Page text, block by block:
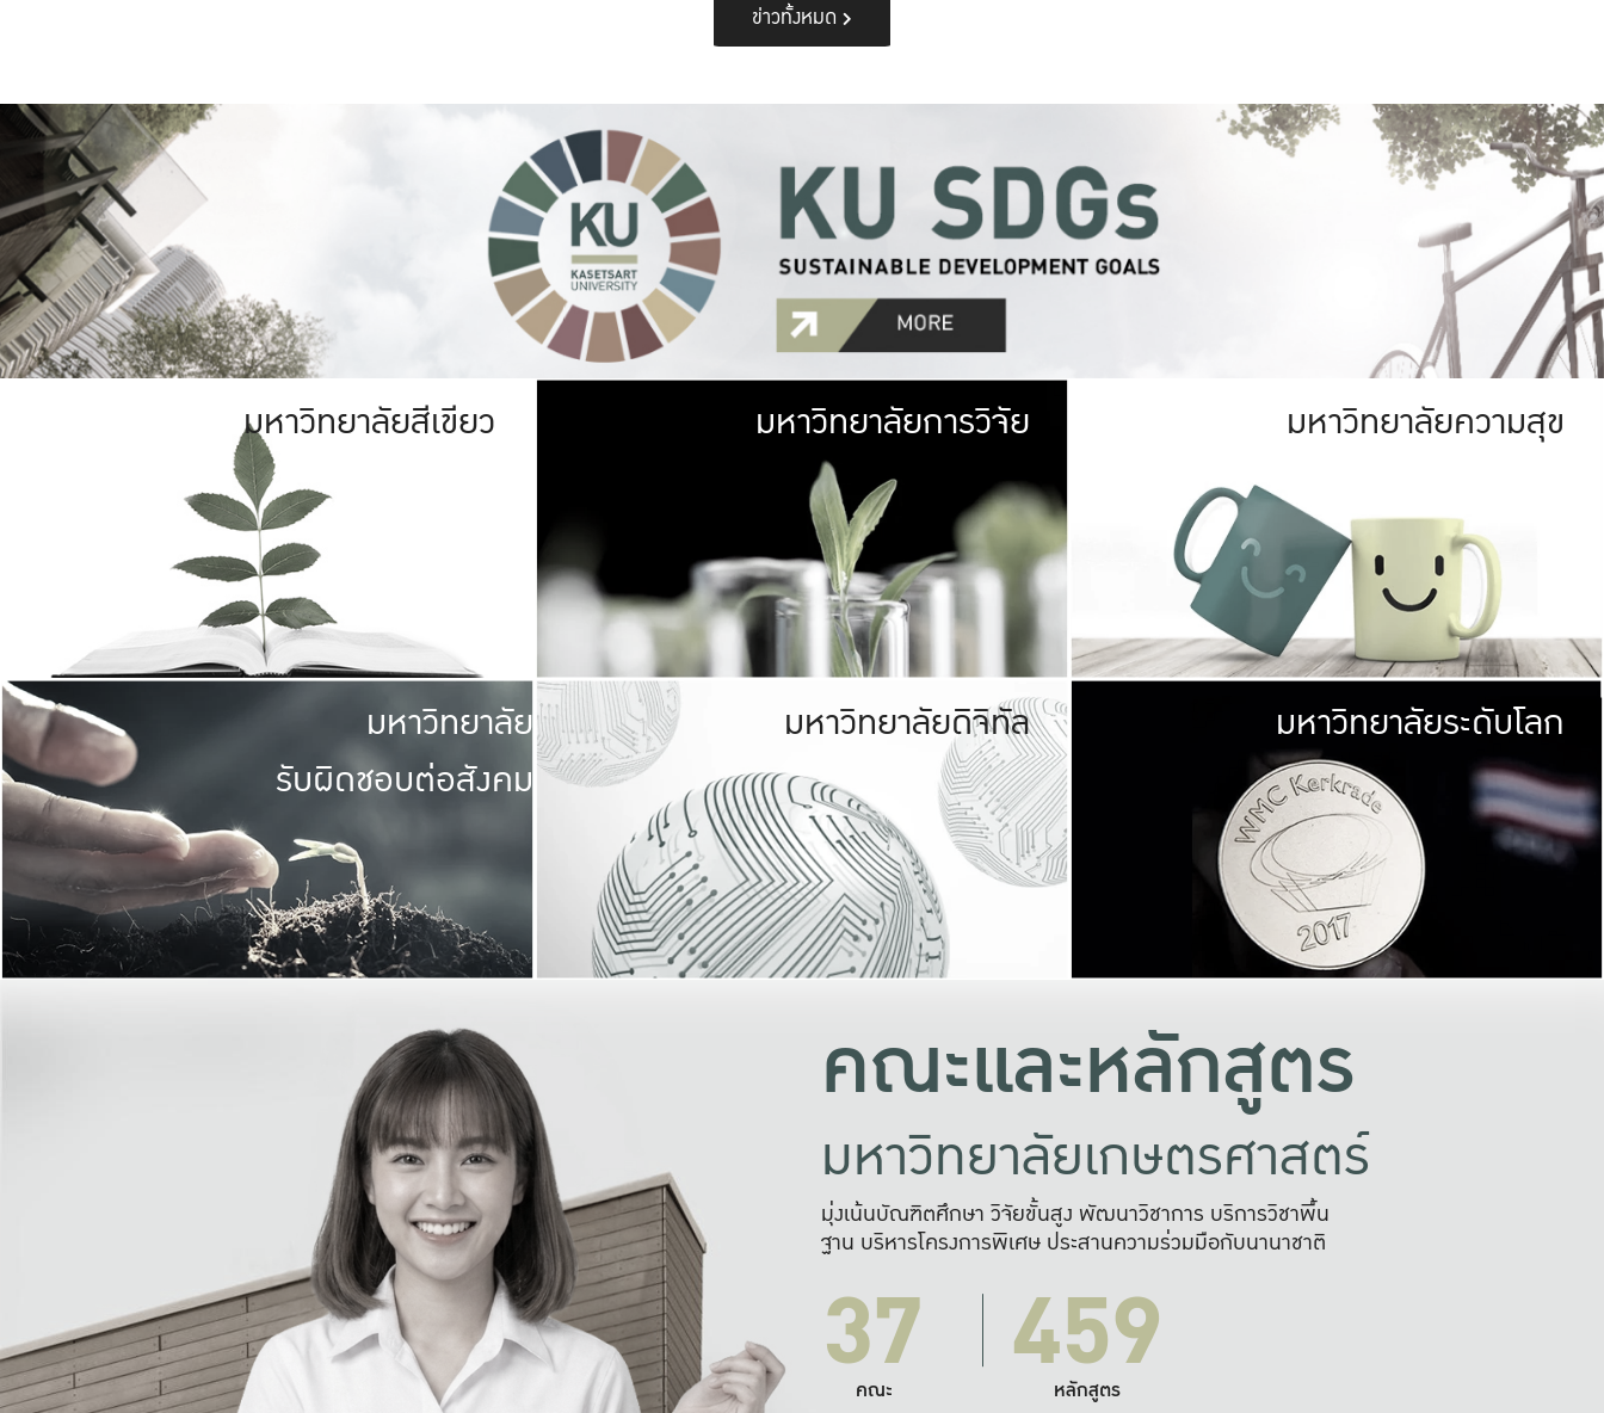
ข่าวทั้งหมด
มหาวิทยาลัยสีเขียว มหาวิทยาลัย
เกษตรศาสตร์ มีพื้นที่เขียวสดใส หนาแน่น
เป็นป่าในเมือง (URBAN FOREST)
เกษตรในเมือง (URBAN AGRICULTURE)
ที่นับรวมกันได้ประมาณ 1,400 ไร่
มหาวิทยาลัยการวิจัย มหาวิทยาลัย
ให้กับประชาชน
มหาวิทยาลัยความสุข
มหาวิทยาลัย
รับผิดชอบต่อสังคม
มหาวิทยาลัยรับผิดชอบต่อสังคม
ร่วมมือกับชุมชน เพื่อความกินดีอยู่ดี
และความสุขอย่างยั่งยืน
มองปัญหาในภาพกว้าง
แก้ไขจากปัญหาจุดเล็กๆ
มหาวิทยาลัยดิจิทัล มหาวิทยา
พร้อมที่จ
และผลักดันในการใช้ระบบส
เพื่อการทำงานแ
มหาวิทยาลัยระดับโลก
คณะและหลักสูตร
มหาวิทยาลัยเกษตรศาสตร์
มุ่งเน้นบัณฑิตศึกษา วิจัยขั้นสูง พัฒนาวิชาการ บริการวิชาพื้น
ฐาน บริหารโครงการพิเศษ ประสานความร่วมมือกับนานาชาติ
37
คณะ 459
หลักสูตร